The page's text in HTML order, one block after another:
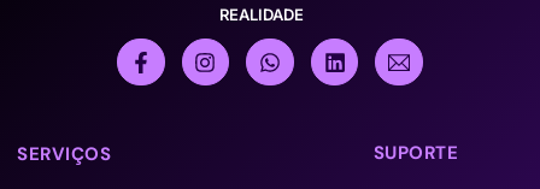
REALIDADE
SERVIÇOS SUPORTE